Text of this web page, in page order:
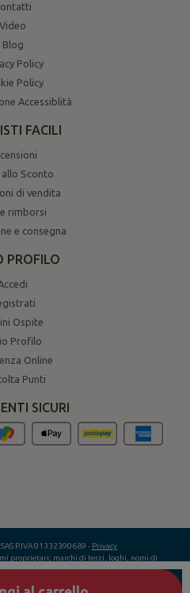
Video
Blog
Policy
Policy
Accessiblità
FACILI
allo Sconto
di vendita
e rimborsi
e consegna
PROFILO
Ospite
Profilo
Online
Punti
SICURI
P.IVA 01332390689 - Privacy
proprietari; marchi di terzi, loghi, nomi di
e di società citati sono marchi di